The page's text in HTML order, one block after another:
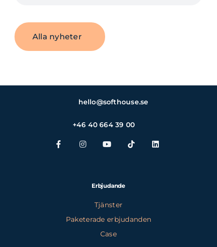
Alla nyheter
hello@softhouse.se
+46 40 664 39 00
Erbjudande
Tjänster
Paketerade erbjudanden
Case